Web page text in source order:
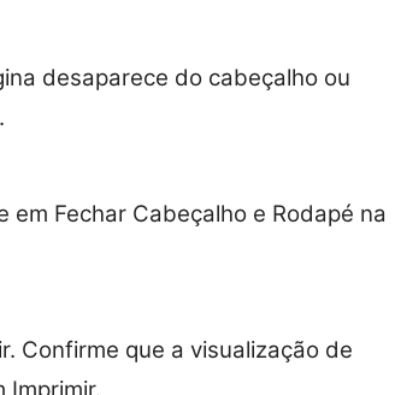
desaparece do cabeçalho ou
Fechar Cabeçalho e Rodapé na
Confirme que a visualização de